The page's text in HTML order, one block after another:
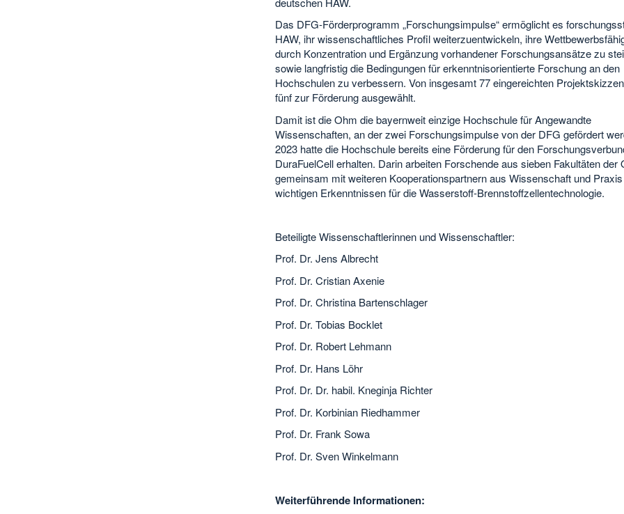
Das DFG-Förderprogramm „Forschungsimpulse“ ermöglicht es
HAW, ihr wissenschaftliches Profil weiterzuentwickeln, ihre
durch Konzentration und Ergänzung vorhandener Forschungsansätze zu
sowie langfristig die Bedingungen für erkenntnisorientierte Forschung an den
Hochschulen zu verbessern. Von insgesamt 77 eingereichten
fünf zur Förderung ausgewählt.
Damit ist die Ohm die bayernweit einzige Hochschule für Angewandte
Wissenschaften, an der zwei Forschungsimpulse von der DFG gefördert
2023 hatte die Hochschule bereits eine Förderung für den
DuraFuelCell erhalten. Darin arbeiten Forschende aus sieben Fakultäten der
gemeinsam mit weiteren Kooperationspartnern aus Wissenschaft und
wichtigen Erkenntnissen für die Wasserstoff-Brennstoffzellentechnologie.
Beteiligte Wissenschaftlerinnen und Wissenschaftler:
Prof. Dr. Jens Albrecht
Prof. Dr. Cristian Axenie
Prof. Dr. Christina Bartenschlager
Prof. Dr. Tobias Bocklet
Prof. Dr. Robert Lehmann
Prof. Dr. Hans Löhr
Prof. Dr. Dr. habil. Kneginja Richter
Prof. Dr. Korbinian Riedhammer
Prof. Dr. Frank Sowa
Prof. Dr. Sven Winkelmann
Weiterführende Informationen: